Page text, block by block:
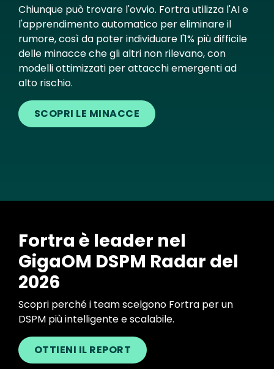
Chiunque può trovare l'ovvio. Fortra utilizza l'AI e
l'apprendimento automatico per eliminare il
rumore, così da poter individuare l'1% più difficile
delle minacce che gli altri non rilevano, con
modelli ottimizzati per attacchi emergenti ad
alto rischio.
SCOPRI LE MINACCE
Fortra è leader nel
GigaOM DSPM Radar del
2026
Scopri perché i team scelgono Fortra per un
DSPM più intelligente e scalabile.
OTTIENI IL REPORT